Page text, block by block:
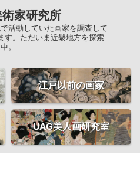
術家研究所
活動していた画家を調査して
す。ただいま近畿地方を探索
中。
江戸以前の画家
UAG美人画研究室